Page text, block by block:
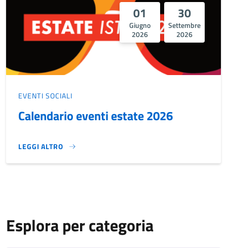
01
Giugno
2026
30
Settembre
2026
EVENTI SOCIALI
Calendario eventi estate 2026
LEGGI ALTRO
CALENDARIO EVENTI ESTATE 2026}
Esplora per categoria